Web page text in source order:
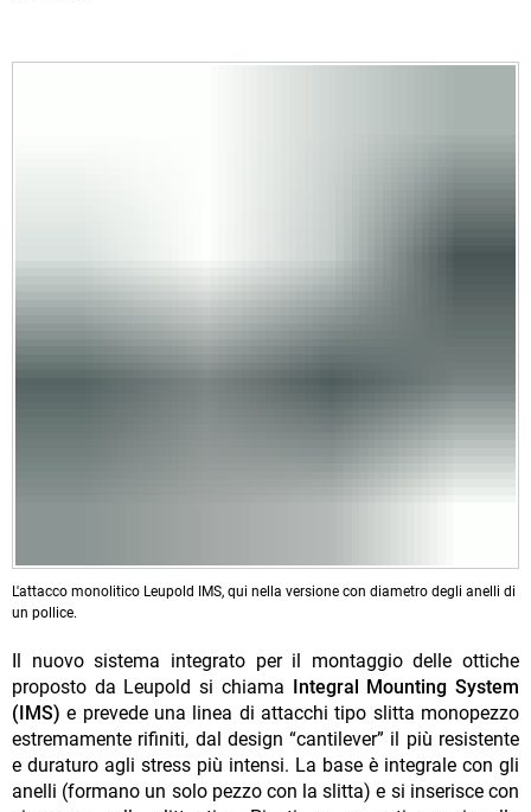
L'attacco monolitico Leupold IMS, qui nella versione con diametro degli anelli di
un pollice.
Il nuovo sistema integrato per il montaggio delle ottiche
proposto da Leupold si chiama
Integral Mounting System
(IMS) e prevede una linea di attacchi tipo slitta monopezzo
estremamente rifiniti, dal design “cantilever” il più resistente
e duraturo agli stress più intensi. La base è integrale con gli
anelli (formano un solo pezzo con la slitta) e si inserisce con